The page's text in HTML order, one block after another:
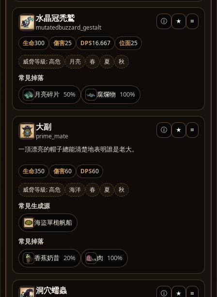
水晶冠禿鷲
mutatedbuzzard_gestalt
ⓘ ★ ≡
生命300 傷害25 DPS16.667 位面25
威脅等級: 高危 月亮 春 夏 秋
常見掉落
月亮碎片 50% 腐爛物 100%
大副
prime_mate
ⓘ ★ ≡
一頂漂亮的帽子總能清楚地表明誰是老大。
生命350 傷害60 DPS60
威脅等級: 高危 海洋 春 夏 秋
常見生成源
海盜單桅帆船
常見掉落
香蕉奶昔 20% 肉 100%
洞穴蠕蟲 ⓘ ★ ≡